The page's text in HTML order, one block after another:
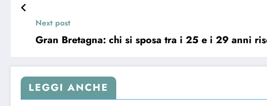
Next post
Gran Bretagna: chi si sposa tra i 25 e i 29 anni
LEGGI ANCHE